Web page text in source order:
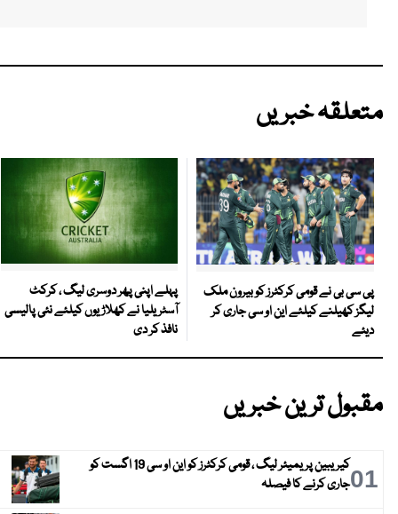
متعلقہ خبریں
پی سی بی نے قومی کرکٹرز کو بیرون ملک
لیگز کھیلنے کیلئے این او سی جاری کر
دیئے
پہلے اپنی پھر دوسری لیگ ، کرکٹ
آسٹریلیا نے کھلاڑیوں کیلئے نئی پالیسی
نافذ کر دی
مقبول ترین خبریں
01
کیریبین پریمیئر لیگ ، قومی کرکٹرز کو این او سی 19 اگست کو
جاری کرنے کا فیصلہ